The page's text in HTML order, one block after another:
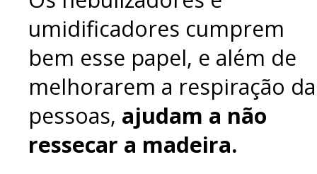
umidificadores cumprem
bem esse papel, e além de
melhorarem a respiração
pessoas, ajudam a não
ressecar a madeira.